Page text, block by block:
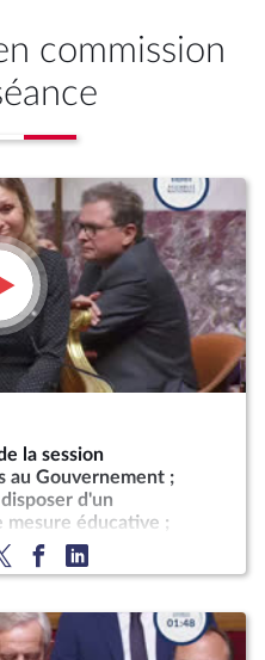
commission
la session
au Gouvernement ;
d'un
mesure éducative ;
les années 2024 à
(suite)